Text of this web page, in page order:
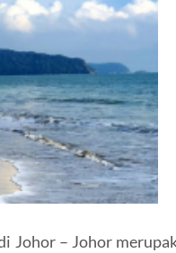
Johor – Johor